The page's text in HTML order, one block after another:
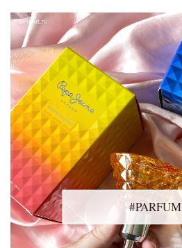
#PARFUM